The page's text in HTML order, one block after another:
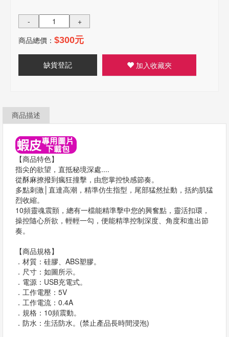
-
+
商品總價： $300元
缺貨登記 加入收藏夾
商品描述
【商品特色】
指尖的欲望，直抵秘境深處....
從酥麻撩撥到瘋狂撞擊，由您掌控快感節奏。
多點刺激│直達高潮，精準仿生指型，尾部猛然扯動，括約肌猛
烈收縮。
10頻靈魂震顫，總有一檔能精準擊中您的興奮點，靈活扣環，
操控隨心所欲，輕輕一勾，便能精準控制深度、角度和進出節
奏。
【商品規格】
．材質：硅膠、ABS塑膠。
．尺寸：如圖所示。
．電源：USB充電式。
．工作電壓：5V
．工作電流：0.4A
．規格：10頻震動。
．防水：生活防水。(禁止產品長時間浸泡)